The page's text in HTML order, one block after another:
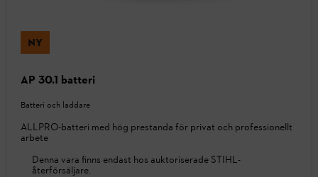
NY
AP 30.1 batteri
Batteri och laddare
ALLPRO-batteri med hög prestanda för privat och professionellt
arbete
Denna vara finns endast hos auktoriserade STIHL-
återförsäljare.